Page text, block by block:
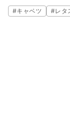
と、ボリュームアッ
#キャベツ #レタ